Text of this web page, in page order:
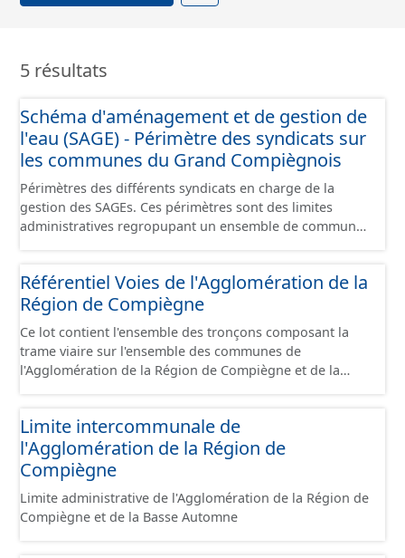
5 résultats
Schéma d'aménagement et de gestion de
l'eau (SAGE) - Périmètre des syndicats sur
les communes du Grand Compiègnois
Périmètres des différents syndicats en charge de la
gestion des SAGEs. Ces périmètres sont des limites
administratives regropupant un ensemble de communes
diverses : - SAGE, - GEMA (Gestion des Milieux
Aquatiques) - Ruissellement. Le ou les périmètres du
syndicat de la Brêche n'est pas inclus dans ce jeu de
données.
Référentiel Voies de l'Agglomération de la
Région de Compiègne
Ce lot contient l'ensemble des tronçons composant la
trame viaire sur l'ensemble des communes de
l'Agglomération de la Région de Compiègne et de la
peut-être nommé ou non par un libellé de voie. Un
tronçon appartient à une ou deux communes. Un
tronçon représente, le plus souvent, le centre de la
chaussée. Les tronçons de voies sont topologiques : les
extrémités d’un tronçon correspondent à des
intersections ou des jonctions, sauf dans le cas d'un
Limite intercommunale de
l'Agglomération de la Région de
Compiègne
Limite administrative de l'Agglomération de la Région de
Compiègne et de la Basse Automne